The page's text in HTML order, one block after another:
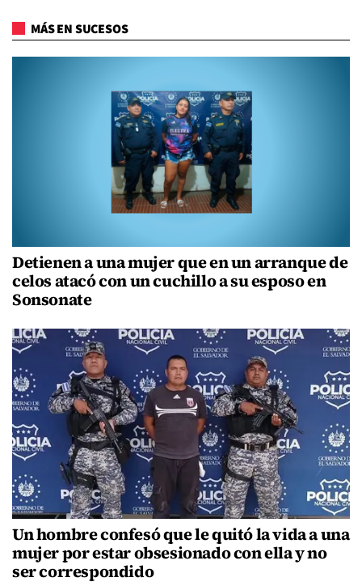
MÁS EN SUCESOS
Detienen a una mujer que en un arranque de
celos atacó con un cuchillo a su esposo en
Sonsonate
Un hombre confesó que le quitó la vida a una
mujer por estar obsesionado con ella y no
ser correspondido